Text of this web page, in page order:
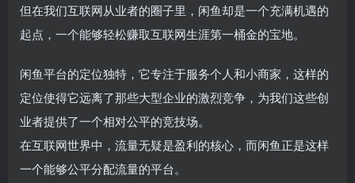
但在我们互联网从业者的圈子里，闲鱼却是一个充满机遇的
起点，一个能够轻松赚取互联网生涯第一桶金的宝地。
闲鱼平台的定位独特，它专注于服务个人和小商家，这样的
定位使得它远离了那些大型企业的激烈竞争，为我们这些创
业者提供了一个相对公平的竞技场。
在互联网世界中，流量无疑是盈利的核心，而闲鱼正是这样
一个能够公平分配流量的平台。